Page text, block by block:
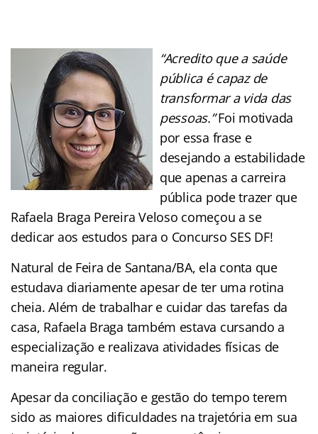
“Acredito que a saúde
pública é capaz de
transformar a vida das
pessoas.”Foi motivada
por essa frase e
desejando a estabilidade
que apenas a carreira
pública pode trazer que
Rafaela Braga Pereira Veloso começou a se
dedicar aos estudos para o Concurso SES DF!
Natural de Feira de Santana/BA, ela conta que
estudava diariamente apesar de ter uma rotina
cheia. Além de trabalhar e cuidar das tarefas da
casa, Rafaela Braga também estava cursando a
especialização e realizava atividades físicas de
maneira regular.
Apesar da conciliação e gestão do tempo terem
sido as maiores dificuldades na trajetória em sua